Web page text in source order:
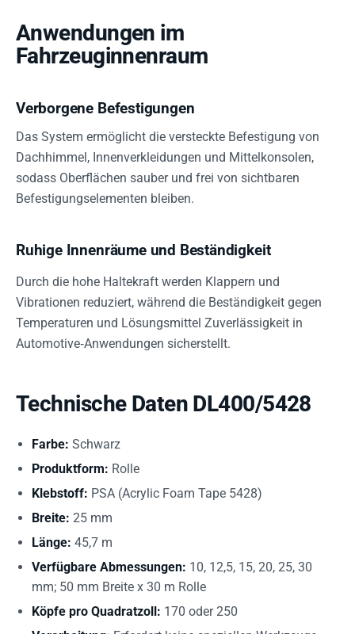
Anwendungen im
Fahrzeuginnenraum
Verborgene Befestigungen
Das System ermöglicht die versteckte Befestigung von
Dachhimmel, Innenverkleidungen und Mittelkonsolen,
sodass Oberflächen sauber und frei von sichtbaren
Befestigungselementen bleiben.
Ruhige Innenräume und Beständigkeit
Durch die hohe Haltekraft werden Klappern und
Vibrationen reduziert, während die Beständigkeit gegen
Temperaturen und Lösungsmittel Zuverlässigkeit in
Automotive‑Anwendungen sicherstellt.
Technische Daten DL400/5428
Farbe: Schwarz
Produktform: Rolle
Klebstoff: PSA (Acrylic Foam Tape 5428)
Breite: 25 mm
Länge: 45,7 m
Verfügbare Abmessungen: 10, 12,5, 15, 20, 25, 30
mm; 50 mm Breite x 30 m Rolle
Köpfe pro Quadratzoll: 170 oder 250